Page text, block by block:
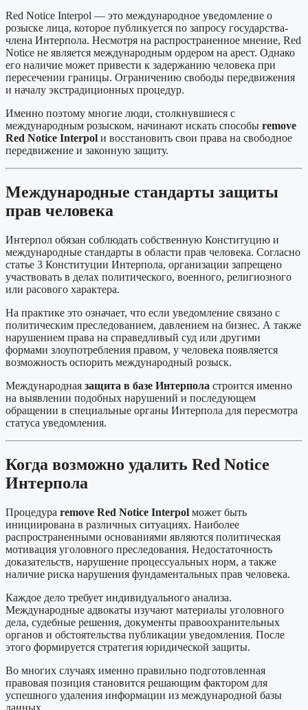
Red Notice Interpol — это международное уведомление о
розыске лица, которое публикуется по запросу государства-
члена Интерпола. Несмотря на распространенное мнение, Red
Notice не является международным ордером на арест. Однако
его наличие может привести к задержанию человека при
пересечении границы. Ограничению свободы передвижения
и началу экстрадиционных процедур.
Именно поэтому многие люди, столкнувшиеся с
международным розыском, начинают искать способы remove
Red Notice Interpol и восстановить свои права на свободное
передвижение и законную защиту.
Международные стандарты защиты
прав человека
Интерпол обязан соблюдать собственную Конституцию и
международные стандарты в области прав человека. Согласно
статье 3 Конституции Интерпола, организации запрещено
участвовать в делах политического, военного, религиозного
или расового характера.
На практике это означает, что если уведомление связано с
политическим преследованием, давлением на бизнес. А также
нарушением права на справедливый суд или другими
формами злоупотребления правом, у человека появляется
возможность оспорить международный розыск.
Международная защита в базе Интерпола строится именно
на выявлении подобных нарушений и последующем
обращении в специальные органы Интерпола для пересмотра
статуса уведомления.
Когда возможно удалить Red Notice
Интерпола
Процедура remove Red Notice Interpol может быть
инициирована в различных ситуациях. Наиболее
распространенными основаниями являются политическая
мотивация уголовного преследования. Недостаточность
доказательств, нарушение процессуальных норм, а также
наличие риска нарушения фундаментальных прав человека.
Каждое дело требует индивидуального анализа.
Международные адвокаты изучают материалы уголовного
дела, судебные решения, документы правоохранительных
органов и обстоятельства публикации уведомления. После
этого формируется стратегия юридической защиты.
Во многих случаях именно правильно подготовленная
правовая позиция становится решающим фактором для
успешного удаления информации из международной базы
данных.